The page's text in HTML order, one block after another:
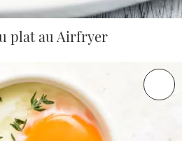
plat au Airfryer